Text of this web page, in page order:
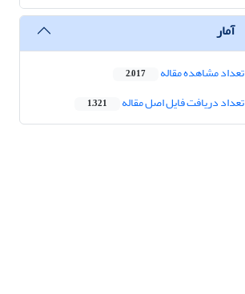
آمار
تعداد مشاهده مقاله 2,017
تعداد دریافت فایل اصل مقاله 1,321